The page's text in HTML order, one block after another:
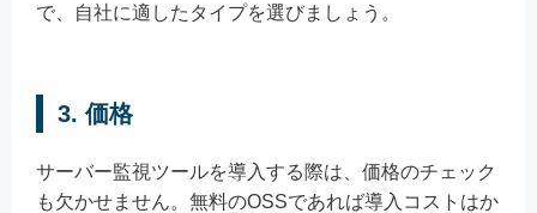
で、自社に適したタイプを選びましょう。
3. 価格
サーバー監視ツールを導入する際は、価格のチェック
も欠かせません。無料のOSSであれば導入コストはか